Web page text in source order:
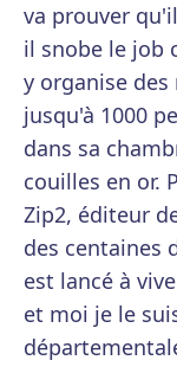
va prouver
il snobe le job
y organise
jusqu'à 1000
dans sa
couilles en or.
Zip2, éditeur
des centaines
est lancé à
et moi je le